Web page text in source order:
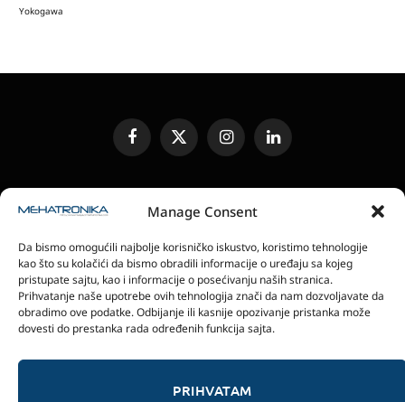
Manage Consent
Da bismo omogućili najbolje korisničko iskustvo, koristimo tehnologije
kao što su kolačići da bismo obradili informacije o uređaju sa kojeg
pristupate sajtu, kao i informacije o posećivanju naših stranica.
Prihvatanje naše upotrebe ovih tehnologija znači da nam dozvoljavate da
obradimo ove podatke. Odbijanje ili kasnije opozivanje pristanka može
dovesti do prestanka rada određenih funkcija sajta.
PRIHVATAM
Yokogawa
FacebookX
(Twitter)
InstagramLinkedIn
SLANJE JEDINICA ZA RECENZIJU
ELEKTRONSKA IZDANJA
POLITIKA PRIVATNOSTI
POLITIKA KOLAČIĆA
magazin Mehatronika - Agencija “Gomo Design”
Stanoja Glavaša 37, 26300 Vršac, Serbia
© 2026 magazin Mehatronika by Gomo Design.